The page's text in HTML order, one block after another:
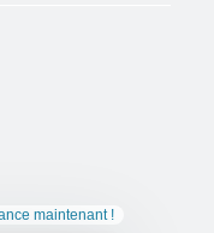
maintenant !